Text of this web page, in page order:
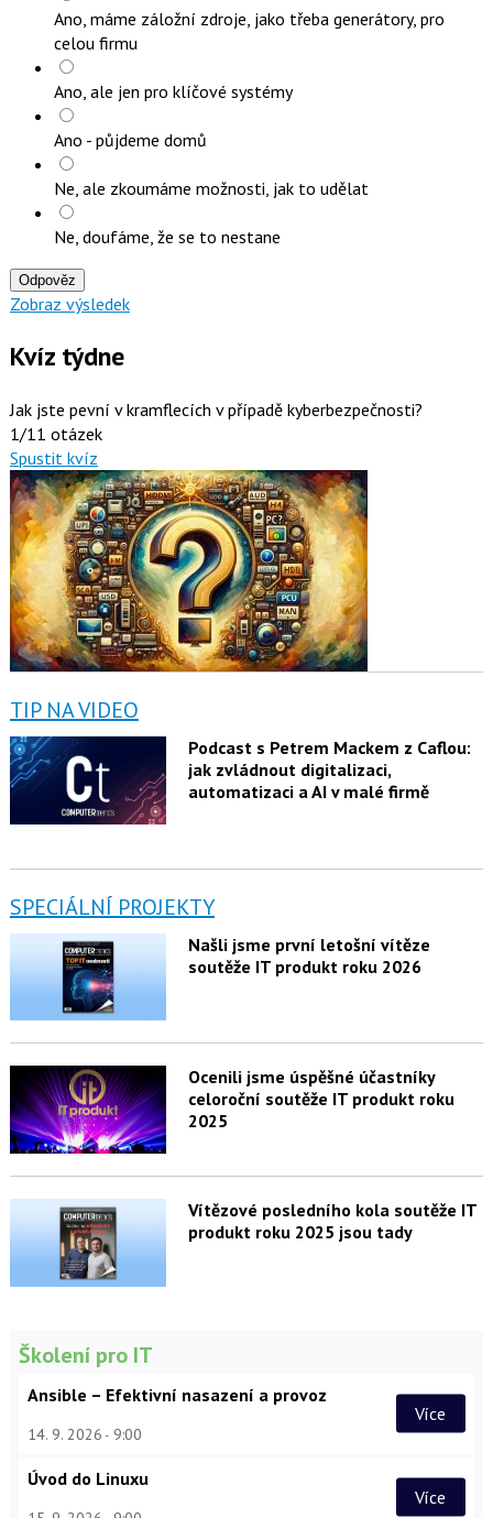
Ano, máme záložní zdroje, jako třeba generátory, pro
celou firmu
Ano, ale jen pro klíčové systémy
Ano - půjdeme domů
Ne, ale zkoumáme možnosti, jak to udělat
Ne, doufáme, že se to nestane
Odpověz
Zobraz výsledek
Kvíz týdne
Jak jste pevní v kramflecích v případě kyberbezpečnosti?
1/11 otázek
Spustit kvíz
TIP NA VIDEO
Podcast s Petrem Mackem z Caflou:
jak zvládnout digitalizaci,
automatizaci a AI v malé firmě
SPECIÁLNÍ PROJEKTY
Našli jsme první letošní vítěze
soutěže IT produkt roku 2026
Ocenili jsme úspěšné účastníky
celoroční soutěže IT produkt roku
2025
Vítězové posledního kola soutěže IT
produkt roku 2025 jsou tady
Školení pro IT
Ansible – Efektivní nasazení a provoz
14. 9. 2026 9:00
Více
Úvod do Linuxu
Více